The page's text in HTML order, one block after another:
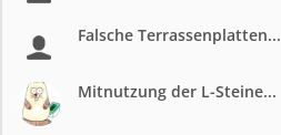
Falsche Terrassenplatten...
Mitnutzung der L-Steine...